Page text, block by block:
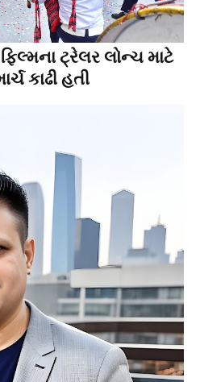
ટ્રેલર લોન્ચ માટે
કાઢી હતી